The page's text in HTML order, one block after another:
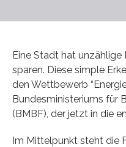
Eine Stadt hat unzählige
sparen. Diese simple
den Wettbewerb
Bundesministeriums für
(BMBF), der jetzt in die
Im Mittelpunkt steht die